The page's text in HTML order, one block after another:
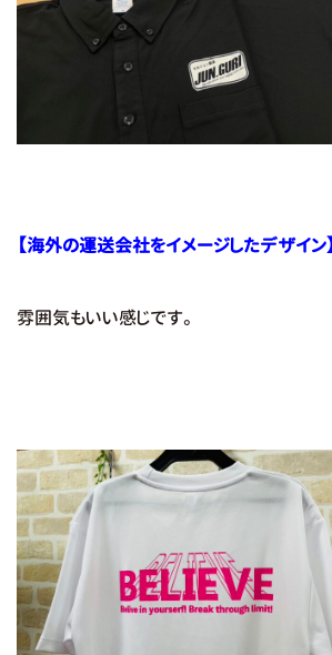
【海外の運送会社をイメージしたデザイン】
雰囲気もいい感じです。